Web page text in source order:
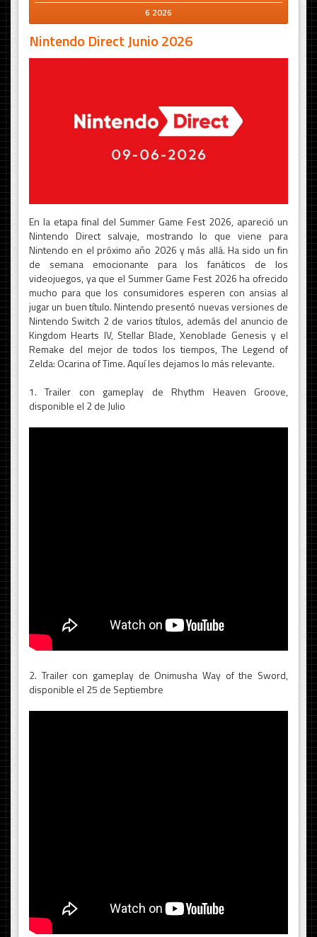
6 2026
Nintendo Direct Junio 2026
En la etapa final del Summer Game Fest 2026, apareció un
Nintendo Direct salvaje, mostrando lo que viene para
Nintendo en el próximo año 2026 y más allá. Ha sido un fin
de semana emocionante para los fanáticos de los
videojuegos, ya que el Summer Game Fest 2026 ha ofrecido
mucho para que los consumidores esperen con ansias al
jugar un buen título. Nintendo presentó nuevas versiones de
Nintendo Switch 2 de varios títulos, además del anuncio de
Kingdom Hearts IV, Stellar Blade, Xenoblade Genesis y el
Remake del mejor de todos los tiempos, The Legend of
Zelda: Ocarina of Time. Aquí les dejamos lo más relevante.
1. Trailer con gameplay de Rhythm Heaven Groove,
disponible el 2 de Julio
2. Trailer con gameplay de Onimusha Way of the Sword,
disponible el 25 de Septiembre